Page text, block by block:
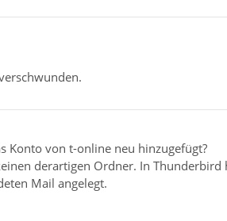
Konto von t-online neu hinzugefügt?
derartigen Ordner. In
Mail angelegt.